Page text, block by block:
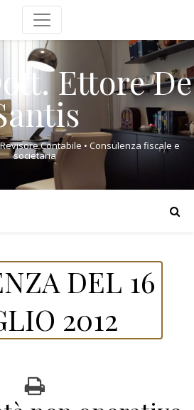
Ettore De
Contabile • Consulenza fiscale e
societaria
DEL 16
2012